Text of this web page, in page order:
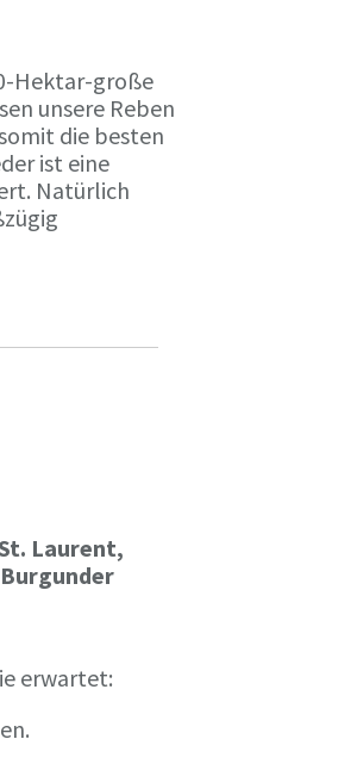
Hektar-große
unsere Reben
die besten
ist eine
Natürlich
Laurent,
erwartet: